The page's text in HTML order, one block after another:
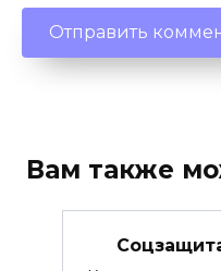
Вам также